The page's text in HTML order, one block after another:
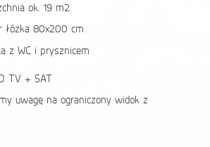
ok. 19 m2
łóżka 80x200 cm
z WC i prysznicem
TV + SAT
uwagę na ograniczony widok z